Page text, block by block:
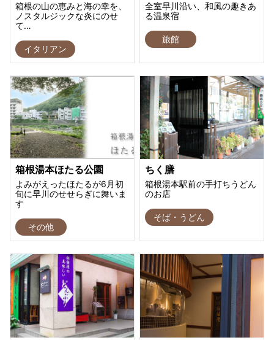
箱根の山の恵みと海の幸を、
ノスタルジックな炎にのせ
て…
イタリアン
全室早川沿い、和風の趣きあ
る温泉宿
旅館
箱根湯本ほたる公園
よみがえったほたるが6月初
旬に早川のせせらぎに舞いま
す
その他
ちく膳
箱根湯本駅前の手打ちうどん
のお店
そば・うどん